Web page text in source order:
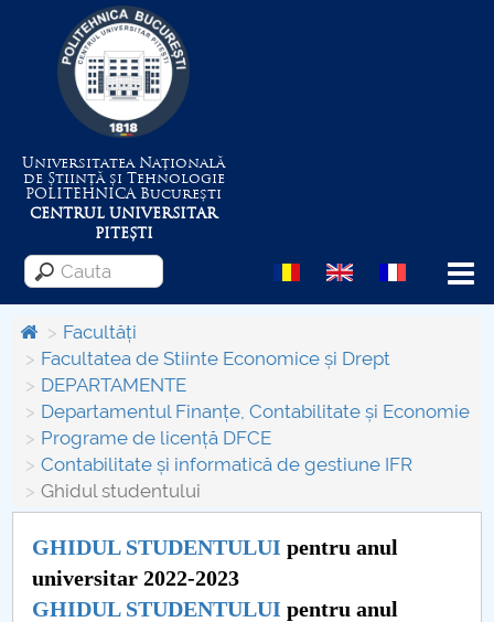
Universitatea Națională
de Știință și Tehnologie
POLITEHNICABucurești
CENTRUL UNIVERSITAR
PITEȘTI
Menu
Despre Universitate
Centrul de Management al Proiectelor
Consiliul de Administratie
Nr. de telefon si adrese Facultăți
Admitere
Facultăți
Facultatea de Stiinte Economice și Drept
DEPARTAMENTE
Departamentul Finanțe, Contabilitate și Economie
Programe de licență DFCE
Contabilitate și informatică de gestiune IFR
Ghidul studentului
GHIDUL STUDENTULUI pentru anul
universitar 2022-2023
GHIDUL STUDENTULUI pentru anul